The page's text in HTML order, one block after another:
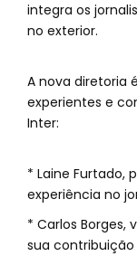
integra os
no exterior.
A nova diretoria
experientes e
Inter:
* Laine Furtado,
experiência no
* Carlos
sua